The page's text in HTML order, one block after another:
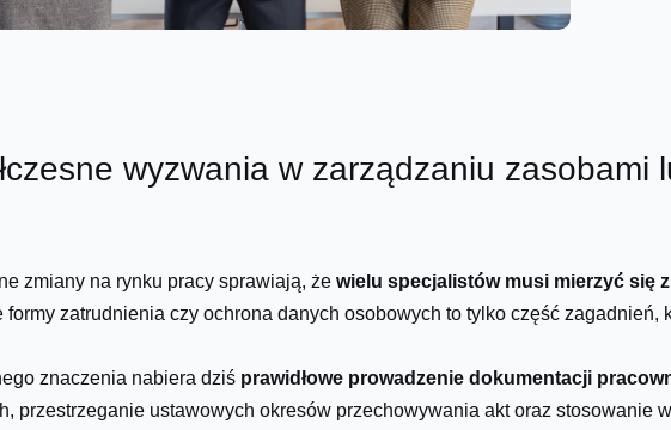
wyzwania w zarządzaniu zasobami
zmiany na rynku pracy sprawiają, że wielu specjalistów musi mierzyć się
formy zatrudnienia czy ochrona danych osobowych to tylko część
znaczenia nabiera dziś prawidłowe prowadzenie dokumentacji
przestrzeganie ustawowych okresów przechowywania akt oraz stosowanie